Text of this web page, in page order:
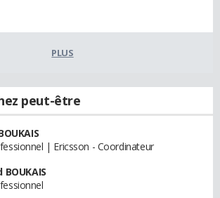
PLUS
peut-être
| Ericsson - Coordinateur